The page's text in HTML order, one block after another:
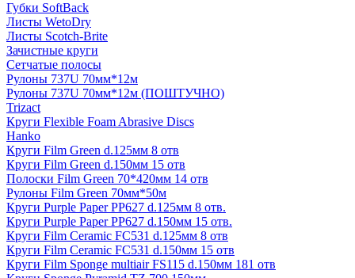
Губки SoftBack
Листы WetoDry
Листы Scotch-Brite
Зачистные круги
Сетчатые полосы
Рулоны 737U 70мм*12м
Рулоны 737U 70мм*12м (ПОШТУЧНО)
Trizact
Круги Flexible Foam Abrasive Discs
Hanko
Круги Film Green d.125мм 8 отв
Круги Film Green d.150мм 15 отв
Полоски Film Green 70*420мм 14 отв
Рулоны Film Green 70мм*50м
Круги Purple Paper PP627 d.125мм 8 отв.
Круги Purple Paper PP627 d.150мм 15 отв.
Круги Film Ceramic FC531 d.125мм 8 отв
Круги Film Ceramic FC531 d.150мм 15 отв
Круги Film Sponge multiair FS115 d.150мм 181 отв